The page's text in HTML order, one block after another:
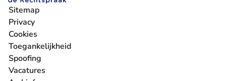
Sitemap
Privacy
Cookies
Toegankelijkheid
Spoofing
Vacatures
- U verlaat Rechtspraak.nl